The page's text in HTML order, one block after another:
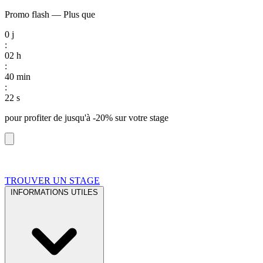
Promo flash — Plus que
0 j
:
02 h
:
40 min
:
21 s
pour profiter de jusqu'à -20% sur votre stage
TROUVER UN STAGE
INFORMATIONS UTILES